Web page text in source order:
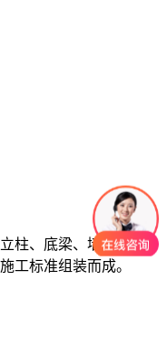
柱、底梁、墙板、上
工标准组装而成。